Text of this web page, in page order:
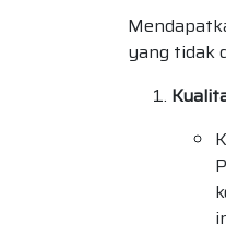
yang tidak